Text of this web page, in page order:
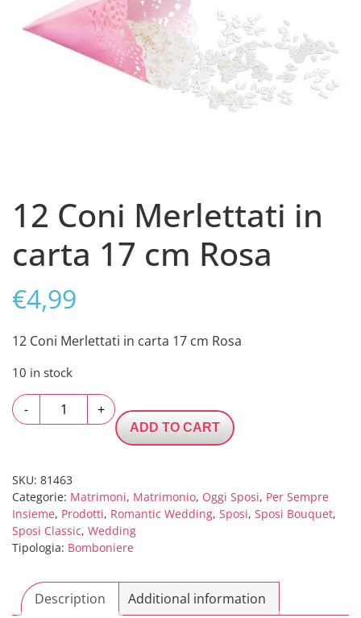
12 Coni Merlettati in
carta 17 cm Rosa
€4,99
12 Coni Merlettati in carta 17 cm Rosa
10 in stock
-
Coni
carta
17
cm
Rosa
quantity
+
ADD TO CART
SKU: 81463
Categorie: Matrimoni, Matrimonio, Oggi Sposi, Per Sempre
Insieme, Prodotti, Romantic Wedding, Sposi, Sposi Bouquet,
Sposi Classic, Wedding
Tipologia: Bomboniere
Description Additional information